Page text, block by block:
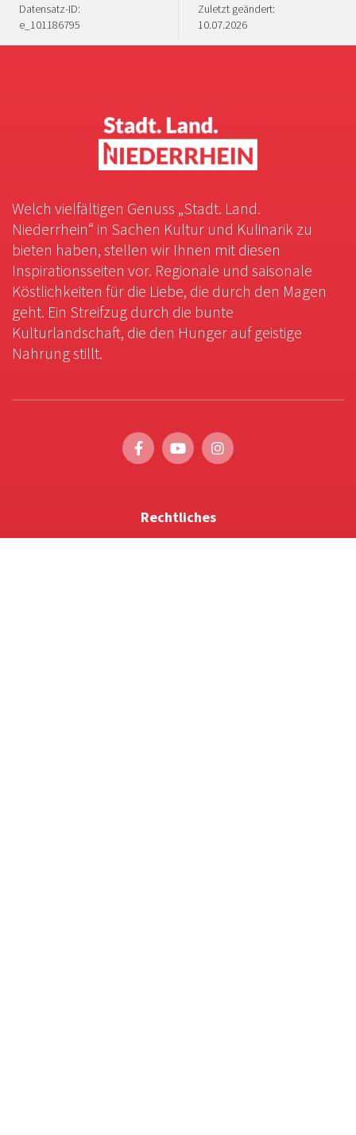
Datensatz-ID:
e_101186795
Zuletzt geändert:
10.07.2026
Welch vielfältigen Genuss „Stadt. Land.
Niederrhein“ in Sachen Kultur und Kulinarik zu
bieten haben, stellen wir Ihnen mit diesen
Inspirationsseiten vor. Regionale und saisonale
Köstlichkeiten für die Liebe, die durch den Magen
geht. Ein Streifzug durch die bunte
Kulturlandschaft, die den Hunger auf geistige
Nahrung stillt.
Rechtliches